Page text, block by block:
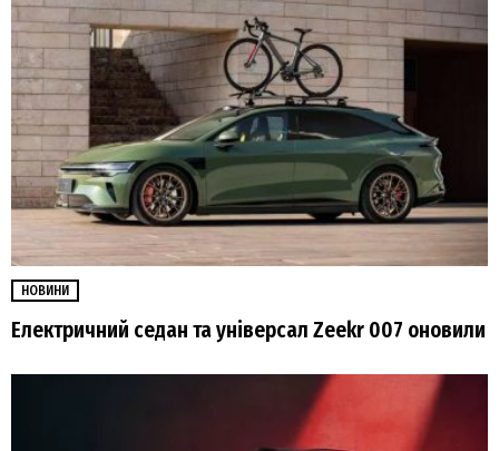
НОВИНИ
Електричний седан та універсал Zeekr 007 оновили